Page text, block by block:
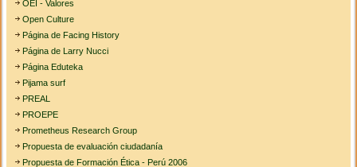
OEI - Valores
Open Culture
Página de Facing History
Página de Larry Nucci
Página Eduteka
Pijama surf
PREAL
PROEPE
Prometheus Research Group
Propuesta de evaluación ciudadanía
Propuesta de Formación Ética - Perú 2006